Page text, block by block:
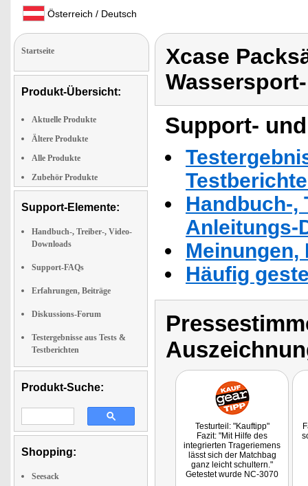
Österreich / Deutsch
Startseite
Produkt-Übersicht:
Aktuelle Produkte
Ältere Produkte
Alle Produkte
Zubehör Produkte
Support-Elemente:
Handbuch-, Treiber-, Video-
Downloads
Support-FAQs
Erfahrungen, Beiträge
Diskussions-Forum
Testergebnisse aus Tests &
Testberichten
Produkt-Suche:
Shopping:
Seesack
Xcase
Support-
Handbuch-,
Anleitungs-
Häufig
Testurteil: "Kauftipp"
Fazit: "Mit Hilfe des
integrierten Trageriemens
lässt sich der Matchbag
ganz leicht schultern."
Getestet wurde NC-3070